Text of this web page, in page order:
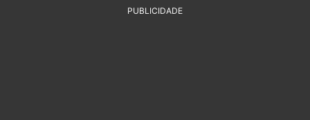
PUBLICIDADE